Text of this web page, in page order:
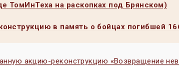
ТомИнТеха на раскопках под Брянском)
в память о бойцах погибшей
акцию-реконструкцию «Возвращение